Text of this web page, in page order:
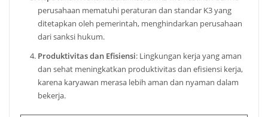
perusahaan mematuhi peraturan dan standar K3 yang
ditetapkan oleh pemerintah, menghindarkan perusahaan
dari sanksi hukum.
Produktivitas dan Efisiensi: Lingkungan kerja yang aman
dan sehat meningkatkan produktivitas dan efisiensi kerja,
karena karyawan merasa lebih aman dan nyaman dalam
bekerja.